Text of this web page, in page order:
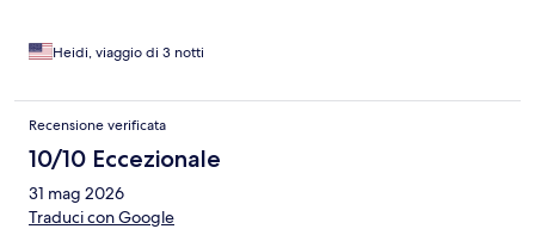
Heidi, viaggio di 3 notti
Recensione verificata
10/10 Eccezionale
31 mag 2026
Traduci con Google